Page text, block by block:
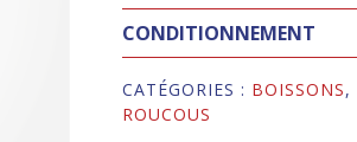
CONDITIONNEMENT
CATÉGORIES : BOISSONS,
ROUCOUS